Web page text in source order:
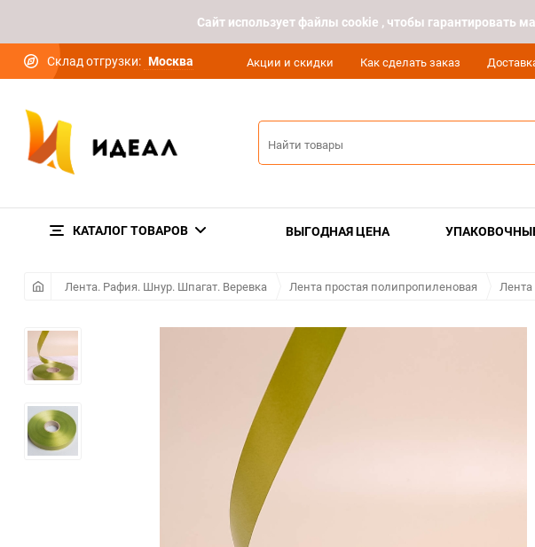
Cайт использует файлы cookie , чтобы гарантировать
Склад отгрузки: Москва Акции и скидки Как сделать заказ
КАТАЛОГ ТОВАРОВ ВЫГОДНАЯ ЦЕНА
Лента. Рафия. Шнур. Шпагат. Веревка Лента простая полипропиленовая Лента